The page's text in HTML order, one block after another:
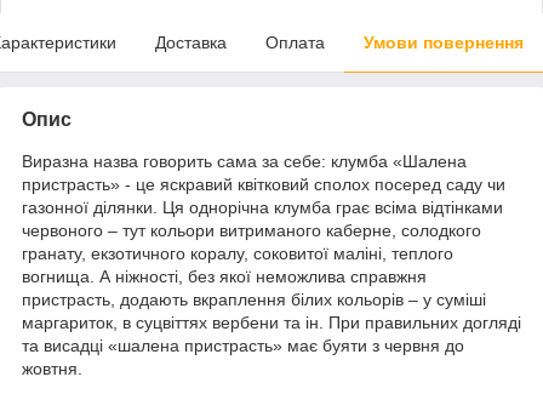
Доставка Оплата Умови повернення
Опис
Виразна назва говорить сама за себе: клумба «Шалена
пристрасть» - це яскравий квітковий сполох посеред саду чи
газонної ділянки. Ця однорічна клумба грає всіма відтінками
червоного – тут кольори витриманого каберне, солодкого
гранату, екзотичного коралу, соковитої маліні, теплого
вогнища. А ніжності, без якої неможлива справжня
пристрасть, додають вкраплення білих кольорів – у суміші
маргариток, в суцвіттях вербени та ін. При правильних догляді
та висадці «шалена пристрасть» має буяти з червня до
жовтня.